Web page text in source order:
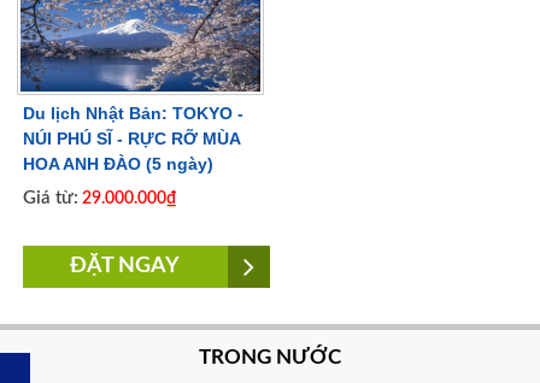
Du lịch Nhật Bản: TOKYO -
NÚI PHÚ SĨ - RỰC RỠ MÙA
HOA ANH ĐÀO (5 ngày)
Giá từ: 29.000.000₫
ĐẶT NGAY
TRONG NƯỚC